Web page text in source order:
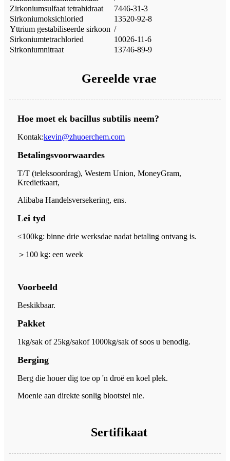
Zirkoniumsulfaat tetrahidraat
7446-31-3
Sirkoniumoksichloried
13520-92-8
Yttrium gestabiliseerde sirkoon /
Sirkoniumtetrachloried
10026-11-6
Sirkoniumnitraat
13746-89-9
Gereelde vrae
Hoe moet ek bacillus subtilis neem?
Kontak:kevin@zhuoerchem.com
Betalingsvoorwaardes
T/T (teleksoordrag), Western Union, MoneyGram,
Kredietkaart,
Alibaba Handelsversekering, ens.
Lei tyd
≤100kg: binne drie werksdae nadat betaling ontvang is.
＞ 100 kg: een week
Voorbeeld
Beskikbaar.
Pakket
1kg/sak of 25kg/sakof 1000kg/sak of soos u benodig.
Berging
Berg die houer dig toe op 'n droë en koel plek.
Moenie aan direkte sonlig blootstel nie.
Sertifikaat